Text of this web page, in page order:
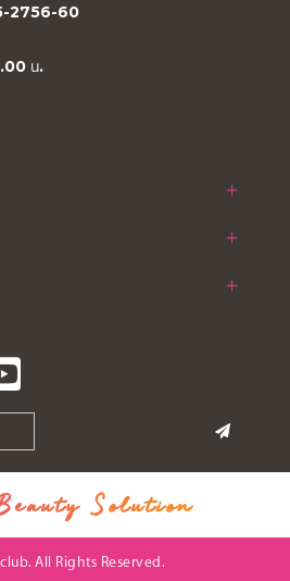
2756-60
น.
Solution
All Rights Reserved.